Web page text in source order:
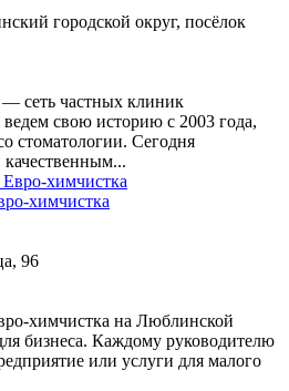
городской округ, посёлок
сеть частных клиник
свою историю с 2003 года,
стоматологии. Сегодня
химчистка
96
химчистка на Люблинской
бизнеса. Каждому руководителю
или услуги для малого